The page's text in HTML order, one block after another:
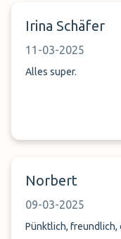
Irina Schäfer
11-03-2025
Alles super.
Norbert
09-03-2025
Pünktlich,